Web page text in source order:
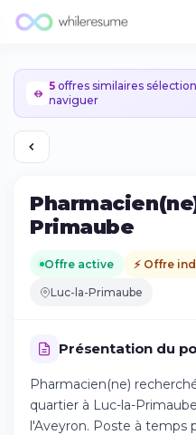
5 offres similaires
naviguer
Primaube
Offre active ⚡ Offre
Luc-la-Primaube
Présentation du
Pharmacien(ne)
quartier à Luc-la-
l'Aveyron. Poste à temps
Continuer sur
Téléchargez